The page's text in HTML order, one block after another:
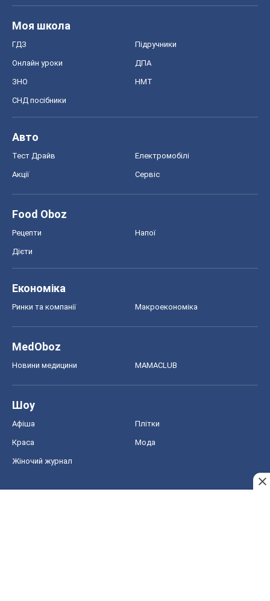
Моя школа
ГДЗ Підручники
Онлайн уроки ДПА
ЗНО НМТ
СНД посібники
Авто
Тест Драйв Електромобілі
Акції Сервіс
Food Oboz
Рецепти Напої
Дієти
Економіка
Ринки та компанії Макроекономіка
MedOboz
Новини медицини MAMACLUB
Шоу
Афіша Плітки
Краса Мода
Жіночий журнал